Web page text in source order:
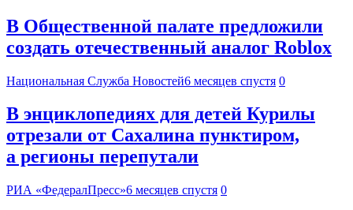
В Общественной палате предложили
создать отечественный аналог Roblox
Национальная Служба Новостей6 месяцев спустя 0
В энциклопедиях для детей Курилы
отрезали от Сахалина пунктиром,
а регионы перепутали
РИА «ФедералПресс»6 месяцев спустя 0